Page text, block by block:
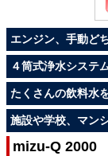
エンジン、手動ど
４筒式浄水システ
たくさんの飲料水
施設や学校、マン
mizu-Q 2000